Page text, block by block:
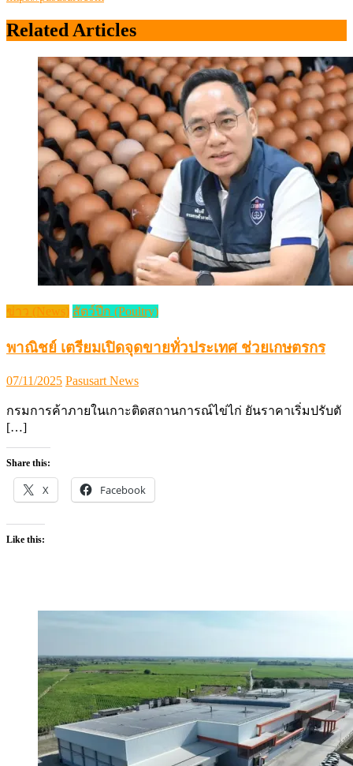
Related Articles
ข่าว (News) สัตว์ปีก (Poultry)
พาณิชย์ เตรียมเปิดจุดขายทั่วประเทศ ช่วยเกษตรกร
Posted
07/11/2025 Author
Pasusart News
กรมการค้าภายในเกาะติดสถานการณ์ไข่ไก่ ยันราคาเริ่มปรับตั
[…]
Share this:
X Facebook
Like this: